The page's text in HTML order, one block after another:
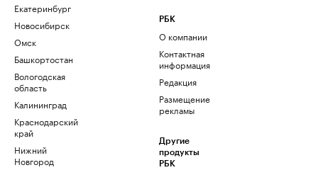
Екатеринбург
Новосибирск
Омск
Башкортостан
Вологодская
область
Калининград
Краснодарский
край
Нижний
Новгород
РБК
О компании
Контактная
информация
Редакция
Размещение
рекламы
Другие
продукты
РБК